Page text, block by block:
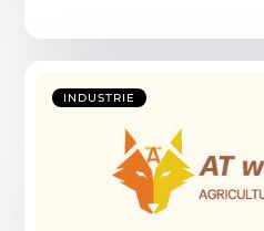
INDUSTRIE